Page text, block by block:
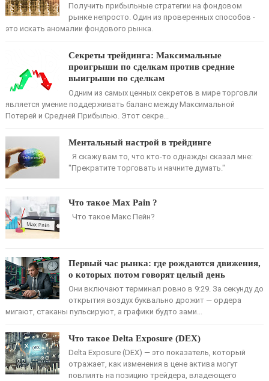
Получить прибыльные стратегии на фондовом
рынке непросто. Один из проверенных способов -
это искать аномалии фондового рынка.
Секреты трейдинга: Максимальные
проигрыши по сделкам против средние
выигрыши по сделкам
Одним из самых ценных секретов в мире торговли
является умение поддерживать баланс между Максимальной
Потерей и Средней Прибылью. Этот секре...
Ментальный настрой в трейдинге
Я скажу вам то, что кто-то однажды сказал мне:
"Прекратите торговать и начните думать."
Что такое Max Pain ?
Что такое Макс Пейн?
Первый час рынка: где рождаются движения,
о которых потом говорят целый день
Они включают терминал ровно в 9:29. За секунду до
открытия воздух буквально дрожит — ордера
мигают, стаканы пульсируют, а графики будто зами...
Что такое Delta Exposure (DEX)
Delta Exposure (DEX) — это показатель, который
отражает, как изменения в цене актива могут
повлиять на позицию трейдера, владеющего